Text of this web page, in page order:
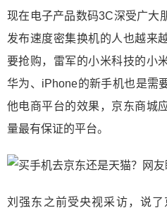
现在电子产品数码3C深受广大
发布速度密集换机的人也越来
要抢购，雷军的小米科技的小
华为、iPhone的新手机也是需
他电商平台的效果，京东商城
量最有保证的平台。
刘强东之前受央视采访，说